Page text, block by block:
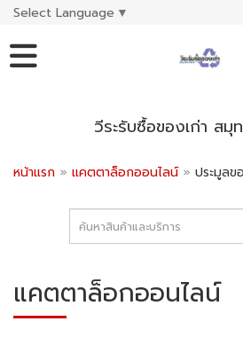
Select Language ▼
วีระรับซื้อของเก่า สมุ
หน้าแรก » แคตตาล็อกออนไลน์ » ประมูลข
แคตตาล็อกออนไลน์